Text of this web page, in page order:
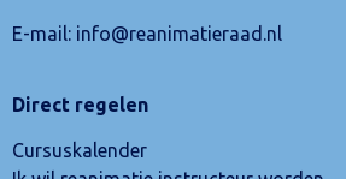
E-mail: info@reanimatieraad.nl
Direct regelen
Cursuskalender